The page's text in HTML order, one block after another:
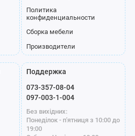
Политика
конфиденциальности
Сборка мебели
Производители
Поддержка
073-357-08-04
097-003-1-004
Без вихідних:
Понеділок - п'ятниця з 10:00 до
19:00